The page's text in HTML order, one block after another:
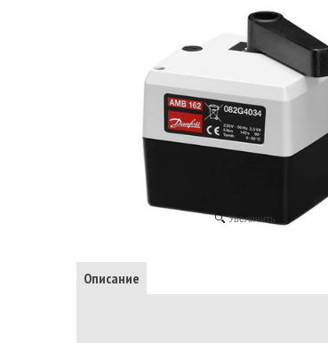
Увеличить
Описание